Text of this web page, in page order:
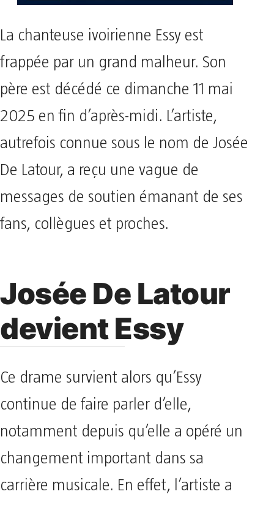
La chanteuse ivoirienne Essy est
frappée par un grand malheur. Son
père est décédé ce dimanche 11 mai
2025 en fin d’après-midi. L’artiste,
autrefois connue sous le nom de Josée
De Latour, a reçu une vague de
messages de soutien émanant de ses
fans, collègues et proches.
Josée De Latour
devient Essy
Ce drame survient alors qu’Essy
continue de faire parler d’elle,
notamment depuis qu’elle a opéré un
changement important dans sa
carrière musicale. En effet, l’artiste a